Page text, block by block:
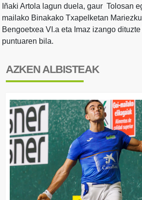
Iñaki Artola lagun duela, gaur Tolosan
mailako Binakako Txapelketan
Bengoetxea VI.a eta Imaz izango
puntuaren bila.
AZKEN ALBISTEAK